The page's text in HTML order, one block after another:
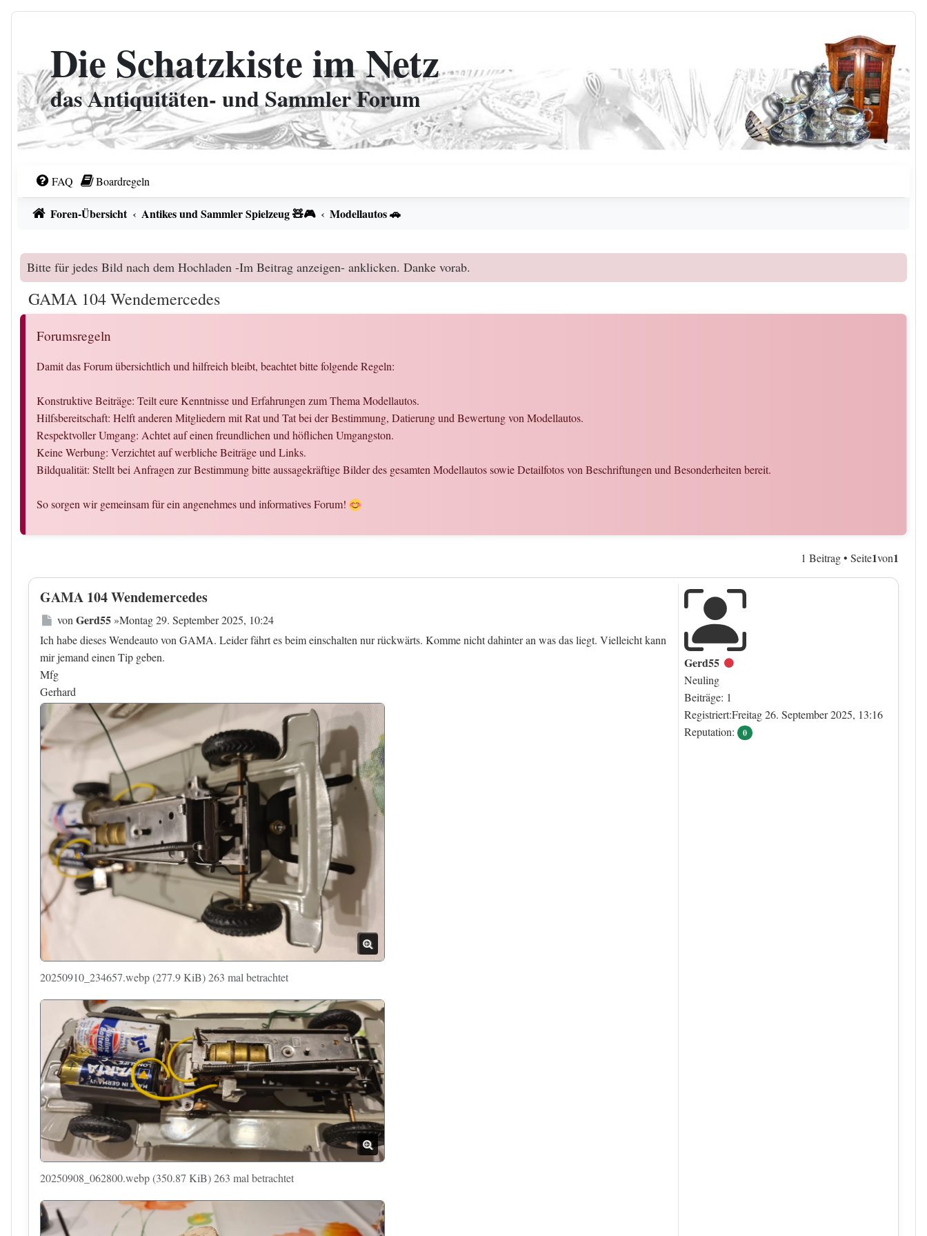
Zum Inhalt
Die Schatzkiste im Netz
das Antiquitäten- und Sammler Forum
FAQ Boardregeln
Foren-Übersicht Antikes und Sammler Spielzeug 🧸🎮 Modellautos 🚗
Bitte für jedes Bild nach dem Hochladen -Im Beitrag anzeigen- anklicken. Danke vorab.
GAMA 104 Wendemercedes
Forumsregeln
Damit das Forum übersichtlich und hilfreich bleibt, beachtet bitte folgende Regeln:
Konstruktive Beiträge: Teilt eure Kenntnisse und Erfahrungen zum Thema Modellautos.
Hilfsbereitschaft: Helft anderen Mitgliedern mit Rat und Tat bei der Bestimmung, Datierung und Bewertung von Modellautos.
Respektvoller Umgang: Achtet auf einen freundlichen und höflichen Umgangston.
Keine Werbung: Verzichtet auf werbliche Beiträge und Links.
Bildqualität: Stellt bei Anfragen zur Bestimmung bitte aussagekräftige Bilder des gesamten Modellautos sowie Detailfotos von Beschriftungen und Besonderheiten bereit.
So sorgen wir gemeinsam für ein angenehmes und informatives Forum!
1 Beitrag • Seite1von1
Gerd55 Offline
Neuling
Beiträge: 1
Registriert:Freitag 26. September 2025, 13:16
Reputation:
0
GAMA 104 Wendemercedes
Beitrag
von Gerd55»Montag 29. September 2025, 10:24
Ich habe dieses Wendeauto von GAMA. Leider fährt es beim einschalten nur rückwärts. Komme nicht dahinter an was das liegt. Vielleicht kann
mir jemand einen Tip geben.
Mfg
Gerhard
20250910_234657.webp (277.9 KiB) 263 mal betrachtet
20250908_062800.webp (350.87 KiB) 263 mal betrachtet